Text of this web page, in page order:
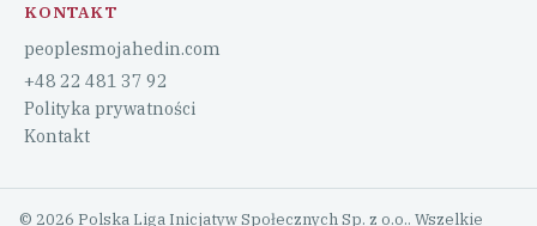
KONTAKT
peoplesmojahedin.com
+48 22 481 37 92
Polityka prywatności
Kontakt
© 2026 Polska Liga Inicjatyw Społecznych Sp. z o.o.. Wszelkie